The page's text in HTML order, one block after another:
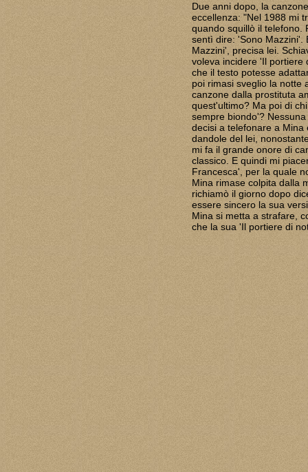
Due anni dopo, la
eccellenza: "Nel 1988 mi
quando squillò il telefono.
sentì dire: 'Sono Mazzini'.
Mazzini', precisa lei.
voleva incidere 'Il portiere
che il testo potesse
poi rimasi sveglio la notte
canzone dalla prostituta
quest'ultimo? Ma poi di
sempre biondo'?
decisi a telefonare a
dandole del lei,
mi fa il grande onore di
classico. E quindi mi
Francesca', per la quale
Mina rimase colpita dalla
richiamò il giorno dopo
essere sincero la sua
Mina si metta a strafare,
che la sua 'Il portiere di